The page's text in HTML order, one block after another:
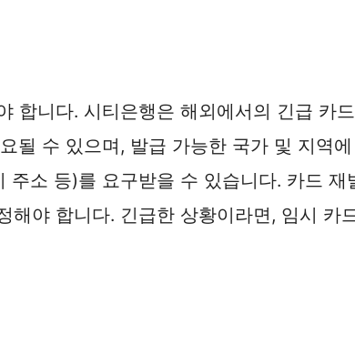
합니다. 시티은행은 해외에서의 긴급 카
될 수 있으며, 발급 가능한 국가 및 지역
소 등)를 요구받을 수 있습니다. 카드 재
야 합니다. 긴급한 상황이라면, 임시 카